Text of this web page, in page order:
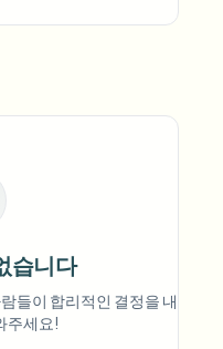
습니다
들이 합리적인 결정을 내
주세요!